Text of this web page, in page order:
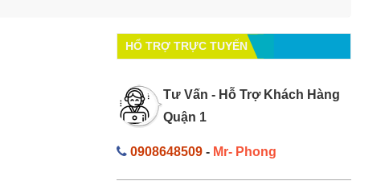
HỔ TRỢ TRỰC TUYẾN
Tư Vấn - Hỗ Trợ Khách Hàng
Quận 1
0908648509- Mr- Phong